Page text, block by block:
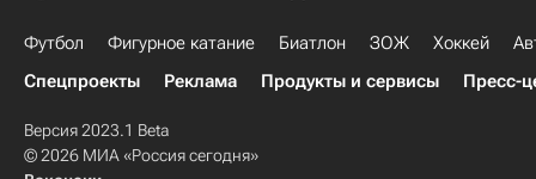
Футбол Фигурное катание Биатлон ЗОЖ Хоккей
Спецпроекты
Реклама Продукты и сервисы Пресс-
Версия 2023.1 Beta
© 2026 МИА «Россия сегодня»